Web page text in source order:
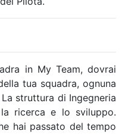
in My Team, dovrai
tua squadra, ognuna
struttura di Ingegneria
ricerca e lo sviluppo.
hai passato del tempo